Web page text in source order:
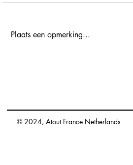
Plaats een opmerking...
© 2024, Atout France Netherlands